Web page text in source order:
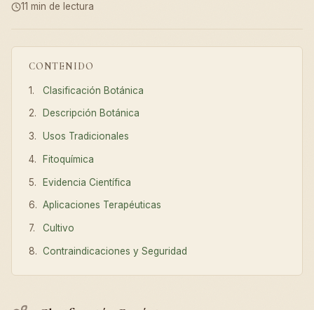
11 min de lectura
CONTENIDO
Clasificación Botánica
Descripción Botánica
Usos Tradicionales
Fitoquímica
Evidencia Científica
Aplicaciones Terapéuticas
Cultivo
Contraindicaciones y Seguridad